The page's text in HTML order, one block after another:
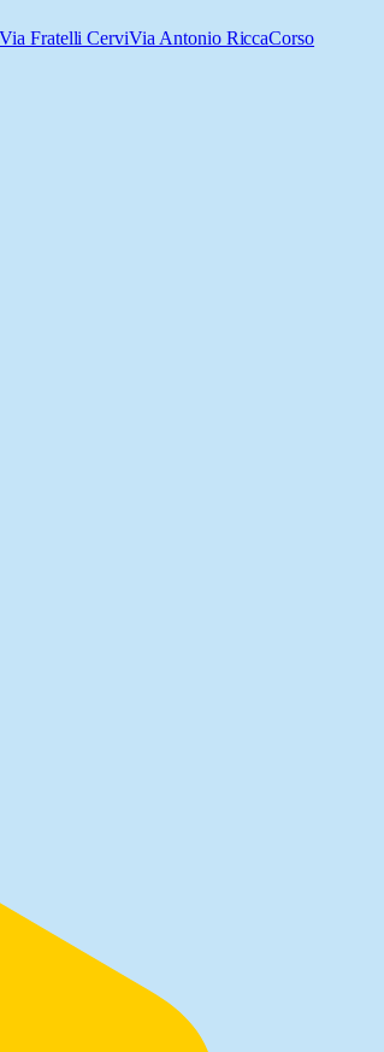
Fratelli CerviVia Antonio RiccaCorso